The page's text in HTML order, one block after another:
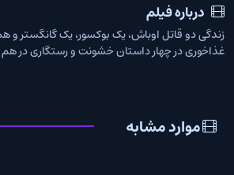
درباره فیلم
زندگی دو قاتل اوباش، یک بوکسور، یک
غذاخوری در چهار داستان خشونت و رستگاری در
موارد مشابه